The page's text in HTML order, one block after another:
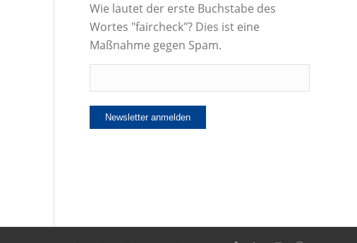
Wie lautet der erste Buchstabe des
Wortes "faircheck"? Dies ist eine
Maßnahme gegen Spam.